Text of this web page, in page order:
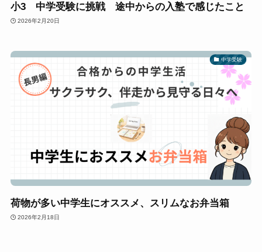
小3 中学受験に挑戦 途中からの入塾で感じたこと
2026年2月20日
中学受験
荷物が多い中学生にオススメ、スリムなお弁当箱
2026年2月18日